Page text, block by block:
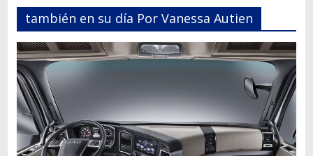
Autos,
camiones,
motos,
información
del
mundo
del
transporte
también en su día Por Vanessa Autien